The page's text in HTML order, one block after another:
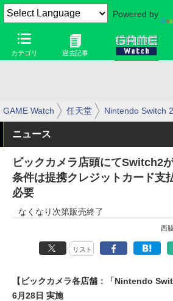
Powered by
カテゴリ 過去記事
GAME Watch 任天堂 Nintendo Switch 2
ニュース
ビックカメラ店頭にてSwitch2
条件は提携クレジットカード支
必要
なくなり次第販売終了
西
リスト
【ビックカメラ各店舗：「Nintendo
6月28日 実施